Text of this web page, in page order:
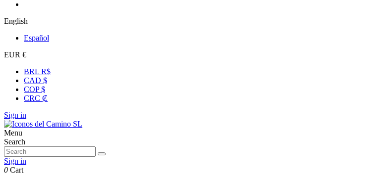
English
Español
EUR €
BRL R$
CAD $
COP $
CRC ₡
Sign in
Menu
Search
Sign in
0 Cart